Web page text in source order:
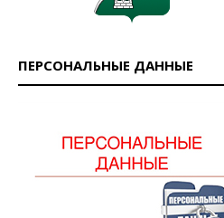
ПЕРСОНАЛЬНЫЕ ДАННЫЕ